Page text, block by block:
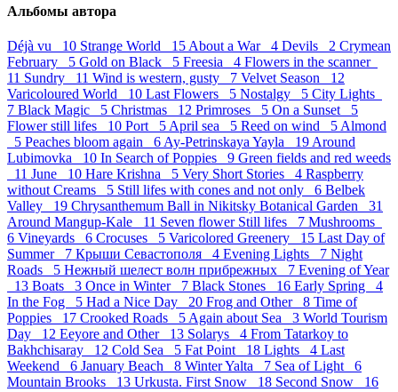
Альбомы автора
Déjà vu 10 Strange World 15 About a War 4 Devils 2 Crymean
February 5 Gold on Black 5 Freesia 4 Flowers in the scanner
11 Sundry 11 Wind is western, gusty 7 Velvet Season 12
Varicoloured World 10 Last Flowers 5 Nostalgy 5 City Lights
7 Black Magic 5 Christmas 12 Primroses 5 On a Sunset 5
Flower still lifes 10 Port 5 April sea 5 Reed on wind 5 Almond
5 Peaches bloom again 6 Ay-Petrinskaya Yayla 19 Around
Lubimovka 10 In Search of Poppies 9 Green fields and red weeds
11 June 10 Hare Krishna 5 Very Short Stories 4 Raspberry
without Creams 5 Still lifes with cones and not only 6 Belbek
Valley 19 Chrysanthemum Ball in Nikitsky Botanical Garden 31
Around Mangup-Kale 11 Seven flower Still lifes 7 Mushrooms
6 Vineyards 6 Crocuses 5 Varicolored Greenery 15 Last Day of
Summer 7 Крыши Севастополя 4 Evening Lights 7 Night
Roads 5 Нежный шелест волн прибрежных 7 Evening of Year
13 Boats 3 Once in Winter 7 Black Stones 16 Early Spring 4
In the Fog 5 Had a Nice Day 20 Frog and Other 8 Time of
Poppies 17 Crooked Roads 5 Again about Sea 3 World Tourism
Day 12 Eeyore and Other 13 Solarys 4 From Tatarkoy to
Bakhchisaray 12 Cold Sea 5 Fat Point 18 Lights 4 Last
Weekend 6 January Beach 8 Winter Yalta 7 Sea of Light 6
Mountain Brooks 13 Urkusta. First Snow 18 Second Snow 16